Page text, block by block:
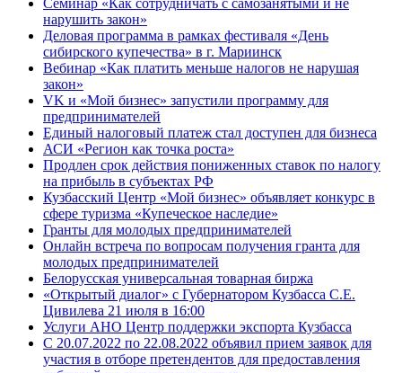
Семинар «Как сотрудничать с самозанятыми и не
нарушить закон»
Деловая программа в рамках фестиваля «День
сибирского купечества» в г. Мариинск
Вебинар «Как платить меньше налогов не нарушая
закон»
VK и «Мой бизнес» запустили программу для
предпринимателей
Единый налоговый платеж стал доступен для бизнеса
АСИ «Регион как точка роста»
Продлен срок действия пониженных ставок по налогу
на прибыль в субъектах РФ
Кузбасский Центр «Мой бизнес» объявляет конкурс в
сфере туризма «Купеческое наследие»
Гранты для молодых предпринимателей
Онлайн встреча по вопросам получения гранта для
молодых предпринимателей
Белорусская универсальная товарная биржа
«Открытый диалог» с Губернатором Кузбасса С.Е.
Цивилева 21 июля в 16:00
Услуги АНО Центр поддержки экспорта Кузбасса
С 20.07.2022 по 22.08.2022 объявил прием заявок для
участия в отборе претендентов для предоставления